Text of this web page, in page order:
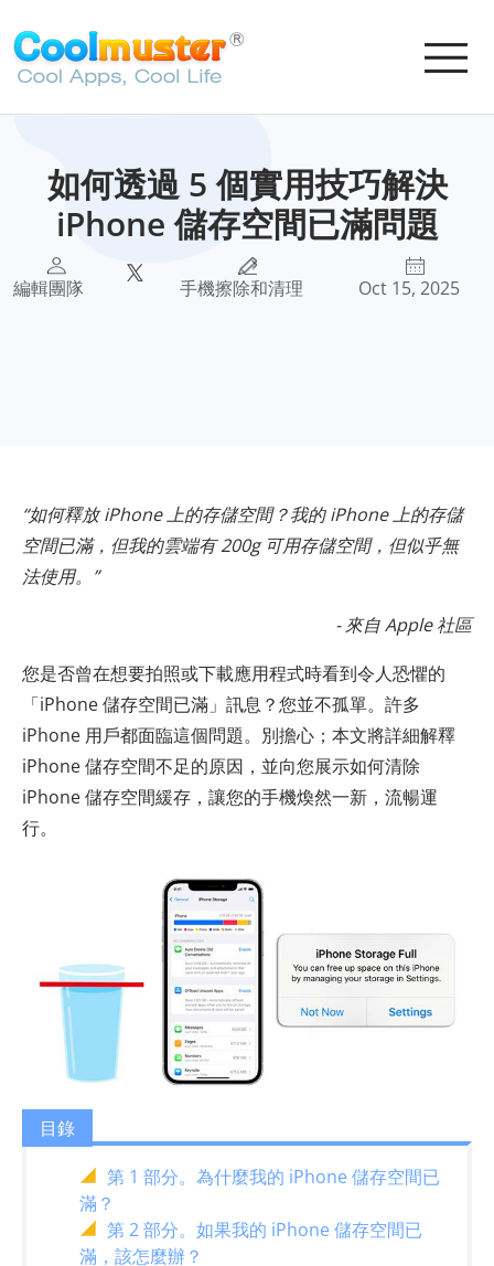
如何透過 5 個實用技巧解決
iPhone 儲存空間已滿問題
編輯團隊 手機擦除和清理 Oct 15, 2025
“如何釋放 iPhone 上的存儲空間？我的 iPhone 上的存儲
空間已滿，但我的雲端有 200g 可用存儲空間，但似乎無
法使用。”
- 來自 Apple 社區
您是否曾在想要拍照或下載應用程式時看到令人恐懼的
「iPhone 儲存空間已滿」訊息？您並不孤單。許多
iPhone 用戶都面臨這個問題。別擔心；本文將詳細解釋
iPhone 儲存空間不足的原因，並向您展示如何清除
iPhone 儲存空間緩存，讓您的手機煥然一新，流暢運
行。
目錄
第 1 部分。為什麼我的 iPhone 儲存空間已
滿？
第 2 部分。如果我的 iPhone 儲存空間已
滿，該怎麼辦？